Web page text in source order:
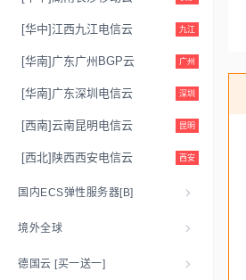
[华中]​江西九江电信云 九江
[华南]​广东广州BGP云 广州
[华南]​广东深圳电信云 深圳
[西南]​云南昆明电信云 昆明
[西北]​陕西西安电信云 西安
国内ECS弹性服务器[B]
境外全球
德国云 [买一送一]